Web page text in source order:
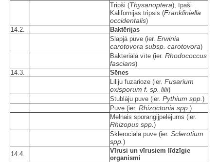
Tripši (Thysanoptera), īpaši
Kalifornijas tripsis (Frankliniella
occidentalis)
14.2.
Baktērijas
Slapjā puve (ier. Erwinia
carotovora subsp. carotovora)
Bakteriālā vīte (ier. Rhodococcus
fascians)
14.3.
Sēnes
Liliju fuzarioze (ier. Fusarium
oxisporum f. sp. lilii)
Stublāju puve (ier. Pythium spp. )
Puve (ier. Rhizoctonia spp. )
Melnais sporangijpelējums (ier.
Rhizopus spp. )
Sklerociālā puve (ier. Sclerotium
spp. )
14.4.
Vīrusi un vīrusiem līdzīgie
organismi